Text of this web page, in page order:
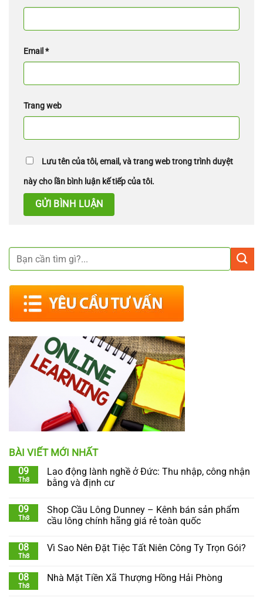
BÀI VIẾT MỚI NHẤT
09
Th8
Lao động lành nghề ở Đức: Thu nhập, công nhận
bằng và định cư
09
Th8
Shop Cầu Lông Dunney – Kênh bán sản phẩm
cầu lông chính hãng giá rẻ toàn quốc
08
Th8
Vì Sao Nên Đặt Tiệc Tất Niên Công Ty Trọn Gói?
08
Th8
Nhà Mặt Tiền Xã Thượng Hồng Hải Phòng
Email *
Trang web
Lưu tên của tôi, email, và trang web trong trình duyệt
này cho lần bình luận kế tiếp của tôi.